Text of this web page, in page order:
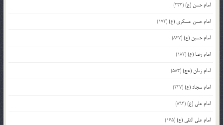
امام حسن (ع)(233)
امام حسن عسکری (ع)(172)
امام حسین (ع)(847)
امام رضا (ع)(182)
امام زمان (عج)(583)
امام سجاد (ع)(227)
امام علی (ع)(894)
امام علی النقی (ع)(165)